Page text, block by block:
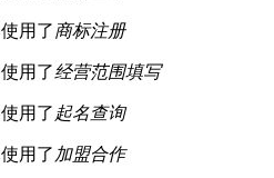
使用了 商标注册
使用了经营范围填写
使用了 起名查询
使用了 加盟合作